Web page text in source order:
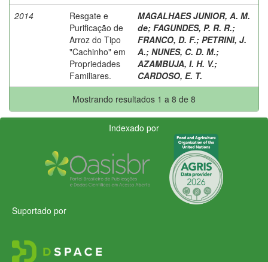
2014
Resgate e
Purificação de
Arroz do Tipo
"Cachinho" em
Propriedades
Familiares.
MAGALHAES JUNIOR, A. M.
de; FAGUNDES, P. R. R.;
FRANCO, D. F.; PETRINI, J.
A.; NUNES, C. D. M.;
AZAMBUJA, I. H. V.;
CARDOSO, E. T.
Mostrando resultados 1 a 8 de 8
Indexado por
Suportado por